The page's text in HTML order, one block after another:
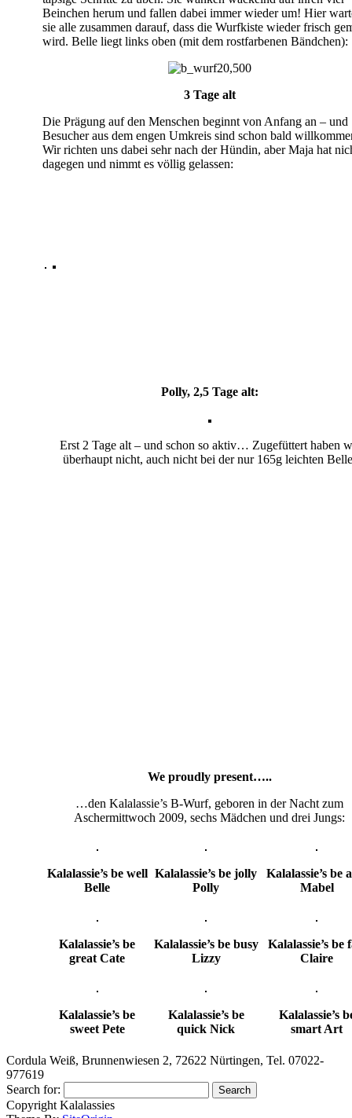
Beinchen herum und fallen dabei immer wieder um! Hier
sie alle zusammen darauf, dass die Wurfkiste wieder frisch
wird. Belle liegt links oben (mit dem rostfarbenen Bändchen):
3 Tage alt
Die Prägung auf den Menschen beginnt von Anfang an – und
Besucher aus dem engen Umkreis sind schon bald
Wir richten uns dabei sehr nach der Hündin, aber Maja hat
dagegen und nimmt es völlig gelassen:
Polly, 2,5 Tage alt:
Erst 2 Tage alt – und schon so aktiv… Zugefüttert haben
überhaupt nicht, auch nicht bei der nur 165g leichten
We proudly present…..
…den Kalalassie’s B-Wurf, geboren in der Nacht zum
Aschermittwoch 2009, sechs Mädchen und drei Jungs:
Kalalassie’s be well
Belle
Kalalassie’s be jolly
Polly
Kalalassie’s be
Mabel
Kalalassie’s be
great Cate
Kalalassie’s be busy
Lizzy
Kalalassie’s be
Claire
Kalalassie’s be
sweet Pete
Kalalassie’s be
quick Nick
Kalalassie’s
smart Art
Cordula Weiß, Brunnenwiesen 2, 72622 Nürtingen, Tel. 07022-
977619
Search for:
Copyright Kalalassies